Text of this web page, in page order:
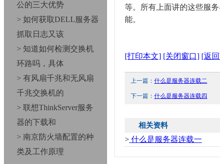
公的三大优势
> 如何获取DELL服务器
抓取日志又该
> 知道如何检测交换机
环路吗，具体
> 有风扇千兆和无风扇
千兆交换机的
> 联想ThinkServer服务
器的下载和
> 南京防火墙配置的种
类及工作原理
等。所有上面讲的这些服
能。
[打印本文] [关闭窗口] [返
上一篇： 什么是服务器连载二
下一篇： 什么是服务器连载四
相关资料
> 什么是服务器连载一